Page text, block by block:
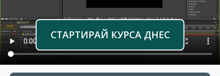
СТАРТИРАЙ КУРСА ДНЕС